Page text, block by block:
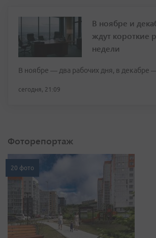
В ноябре и
ждут короткие
недели
В ноябре — два рабочих дня, в декабре
сегодня, 21:09
Фоторепортаж
20 фото